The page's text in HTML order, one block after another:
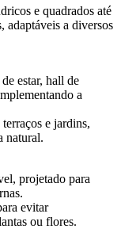
e quadrados até
adaptáveis a diversos
estar, hall de
a
e jardins,
natural.
projetado para
evitar
ou flores.